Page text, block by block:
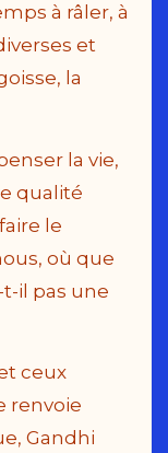
à râler, à
et
la
la vie,
qualité
le
où que
t-il pas une
ceux
renvoie
Gandhi